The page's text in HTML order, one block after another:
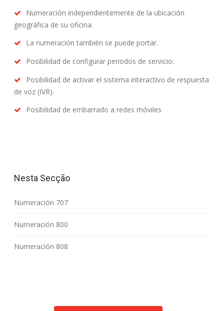
Numeración independientemente de la ubicación
geográfica de su oficina.
La numeración también se puede portar.
Posibilidad de configurar periodos de servicio.
Posibilidad de activar el sistema interactivo de respuesta
de voz (IVR).
Posibilidad de embarrado a redes móviles
Nesta Secção
Numeración 707
Numeración 800
Numeración 808